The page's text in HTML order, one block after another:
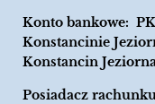
Konto bankowe:
Konstancinie
Konstancin
Posiadacz